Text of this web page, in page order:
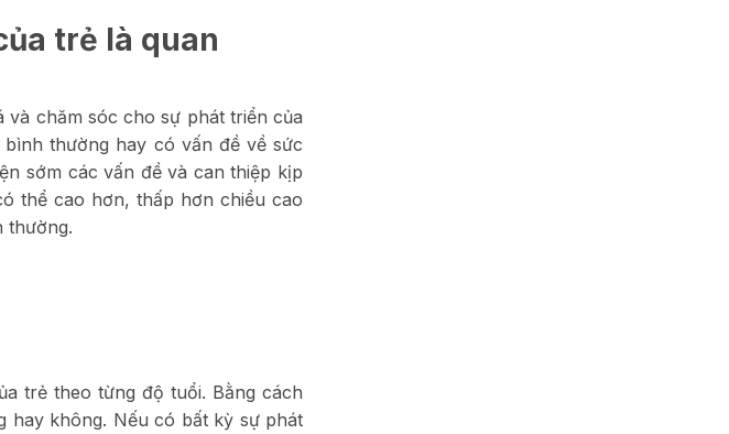
trẻ là quan
chăm sóc cho sự phát triển của
thường hay có vấn đề về sức
sớm các vấn đề và can thiệp kịp
thể cao hơn, thấp hơn chiều cao
thường.
trẻ theo từng độ tuổi. Bằng cách
hay không. Nếu có bất kỳ sự phát